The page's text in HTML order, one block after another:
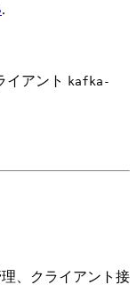
.
イアント
kafka-
、クライアント接